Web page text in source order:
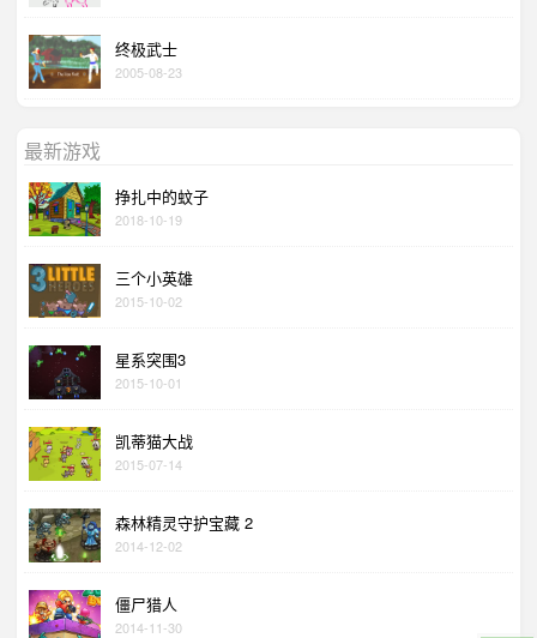
终极武士
2005-08-23
最新游戏
挣扎中的蚊子
2018-10-19
三个小英雄
2015-10-02
星系突围3
2015-10-01
凯蒂猫大战
2015-07-14
森林精灵守护宝藏 2
2014-12-02
僵尸猎人
2014-11-30